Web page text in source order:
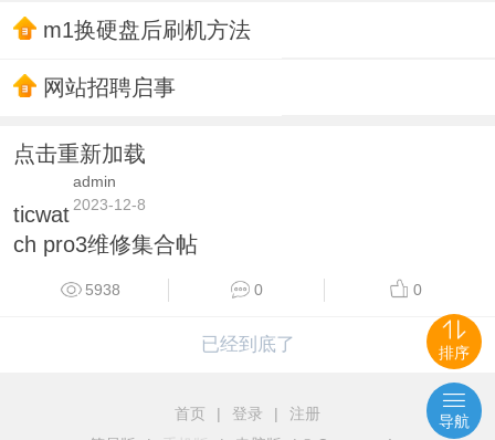
m1换硬盘后刷机方法
网站招聘启事
点击重新加载
admin
2023-12-8
ticwat
ch pro3维修集合帖
5938 0 0
已经到底了
首页 | 登录 |
注册
排序
导航